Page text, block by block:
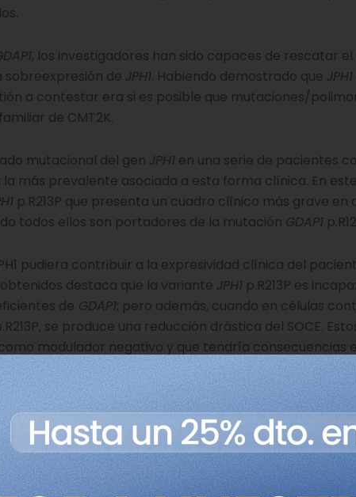
, los investigadores han sido capaces de rescatar
sobreexpresión de JPH1. Habiendo demostrado que JPH1
a contestar era si es posible que mutaciones/
de CMT2K.
mutacional del gen JPH1 en una serie de pacientes
la más prevalente asociada a esta forma clínica. En
p.R213P que presenta un cuadro clínico más grave
todos ellos son portadores de la mutación GDAP1
pudiera contribuir a la expresividad clínica del
destaca que la variante JPH1 p.R213P es
de GDAP1; pero además, cuando en células
se produce una reducción drástica del SOCE.
modulador negativo y que tendría consecuencias
han permitido establecer una relación funcional entre
modificador negativo de GDAP1, agravando la clínica